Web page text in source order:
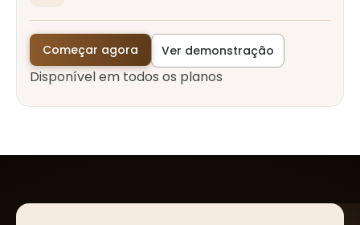
Começar agora Ver demonstração
Disponível em todos os planos